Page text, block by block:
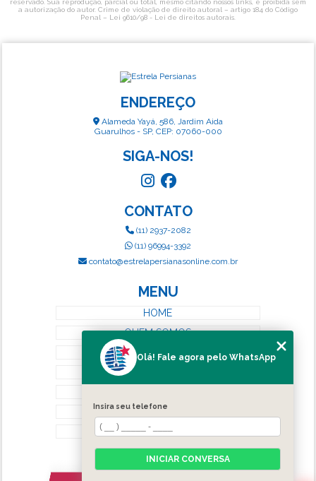
reservado. Sua reprodução, parcial ou total, mesmo citando nossos links, é proibida sem
a autorização do autor. Crime de violação de direito autoral – artigo 184 do Código
Penal – Lei 9610/98 - Lei de direitos autorais.
ENDEREÇO
Alameda Yayá, 586, Jardim Aida
Guarulhos - SP, CEP: 07060-000
SIGA-NOS!
CONTATO
(11) 2937-2082
(11) 96994-3392
contato@estrelapersianasonline.com.br
MENU
HOME
QUEM SOMOS
SERVIÇOS
CATEGORIAS
MAPA DO SITE
Olá! Fale agora pelo WhatsApp
Insira seu telefone
INICIAR CONVERSA